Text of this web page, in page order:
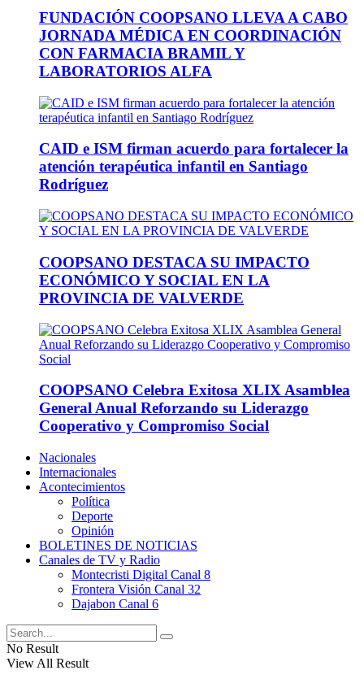
FUNDACIÓN COOPSANO LLEVA A CABO
JORNADA MÉDICA EN COORDINACIÓN
CON FARMACIA BRAMIL Y
LABORATORIOS ALFA
CAID e ISM firman acuerdo para fortalecer la
atención terapéutica infantil en Santiago
Rodríguez
COOPSANO DESTACA SU IMPACTO
ECONÓMICO Y SOCIAL EN LA
PROVINCIA DE VALVERDE
COOPSANO Celebra Exitosa XLIX Asamblea
General Anual Reforzando su Liderazgo
Cooperativo y Compromiso Social
Nacionales
Internacionales
Acontecimientos
Política
Deporte
Opinión
BOLETINES DE NOTICIAS
Canales de TV y Radio
Montecristi Digital Canal 8
Frontera Visión Canal 32
Dajabon Canal 6
No Result
View All Result